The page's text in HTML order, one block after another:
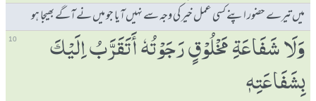
میں تیرے حضور اپنے کسی عمل خیر کی وجہ سے نہیں آیا جو میں نے آگے بھیجا ہو
وَلَا شَفَاعَۃِ مَخْلُوْقٍ رَجَوْتُہٗ ٲَتَقَرَّبُ اِلَیْكَ
بِشَفَاعَتِہٖ
10